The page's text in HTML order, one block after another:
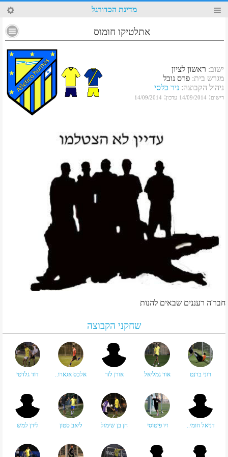
71 מדינת הכדורגל
אתלטיקו חומוס
ישוב: ראשון לציון
מגרש בית: פרס נובל
ניהול הקבוצה: ניר כלסי
רישום:
14/09/2014 עדכון:
14/09/2014
חבר'ה רעננים שבאים להנות
שחקני הקבוצה
רוני ברנט אור גמליאל אורן לזר אלכס אגארו.. דוד גלדטי
דניאל חומי.. זיו פיטוסי חן בן שימול ליאב סטון לירן למש